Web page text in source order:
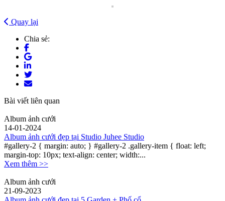
Quay lại
Chia sẻ:
Bài viết liên quan
Album ảnh cưới
14-01-2024
Album ảnh cưới đẹp tại Studio Juhee Studio
#gallery-2 { margin: auto; } #gallery-2 .gallery-item { float: left;
margin-top: 10px; text-align: center; width:...
Xem thêm >>
Album ảnh cưới
21-09-2023